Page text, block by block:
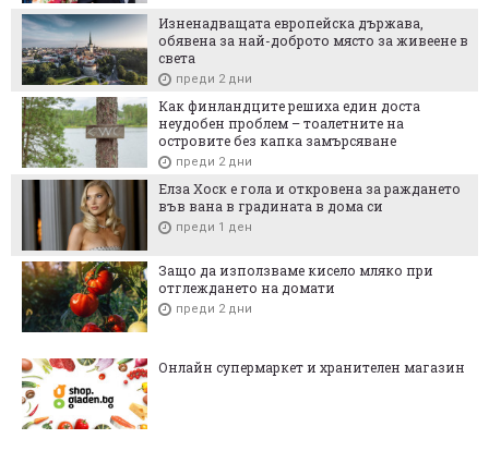
Изненадващата европейска държава,
обявена за най-доброто място за живеене в
света
преди 2 дни
Как финландците решиха един доста
неудобен проблем – тоалетните на
островите без капка замърсяване
преди 2 дни
Елза Хоск е гола и откровена за раждането
във вана в градината в дома си
преди 1 ден
Защо да използваме кисело мляко при
отглеждането на домати
преди 2 дни
Онлайн супермаркет и хранителен магазин